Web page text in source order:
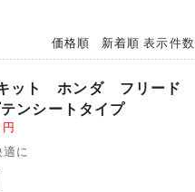
価格順 新着順 表示件数
キット ホンダ フリード
ンシートタイプ
円
に